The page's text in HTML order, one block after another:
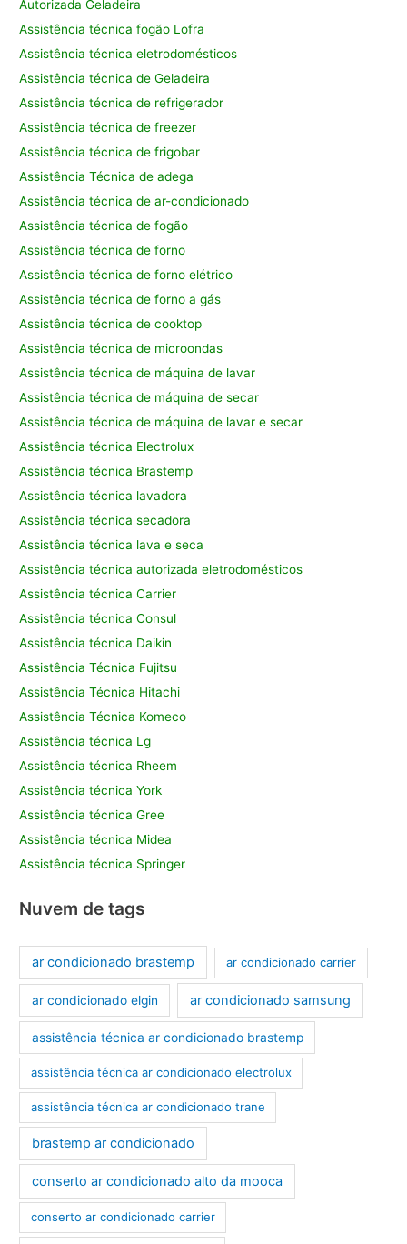
Autorizada Geladeira
Assistência técnica fogão Lofra
Assistência técnica eletrodomésticos
Assistência técnica de Geladeira
Assistência técnica de refrigerador
Assistência técnica de freezer
Assistência técnica de frigobar
Assistência Técnica de adega
Assistência técnica de ar-condicionado
Assistência técnica de fogão
Assistência técnica de forno
Assistência técnica de forno elétrico
Assistência técnica de forno a gás
Assistência técnica de cooktop
Assistência técnica de microondas
Assistência técnica de máquina de lavar
Assistência técnica de máquina de secar
Assistência técnica de máquina de lavar e secar
Assistência técnica Electrolux
Assistência técnica Brastemp
Assistência técnica lavadora
Assistência técnica secadora
Assistência técnica lava e seca
Assistência técnica autorizada eletrodomésticos
Assistência técnica Carrier
Assistência técnica Consul
Assistência técnica Daikin
Assistência Técnica Fujitsu
Assistência Técnica Hitachi
Assistência Técnica Komeco
Assistência técnica Lg
Assistência técnica Rheem
Assistência técnica York
Assistência técnica Gree
Assistência técnica Midea
Assistência técnica Springer
Nuvem de tags
ar condicionado brastemp ar condicionado carrier
ar condicionado elgin ar condicionado samsung
assistência técnica ar condicionado brastemp
assistência técnica ar condicionado electrolux
assistência técnica ar condicionado trane
brastemp ar condicionado
conserto ar condicionado alto da mooca
conserto ar condicionado carrier